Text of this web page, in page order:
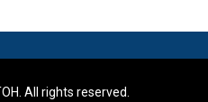
All rights reserved.